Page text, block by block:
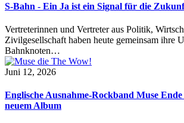
S-Bahn - Ein Ja ist ein Signal für die
Vertreterinnen und Vertreter aus Politik,
Zivilgesellschaft haben heute gemeinsam ihre
Bahnknoten…
Juni 12, 2026
Englische Ausnahme-Rockband Muse
neuem Album